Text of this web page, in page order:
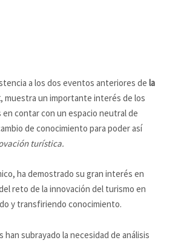
a los dos eventos anteriores de la
, muestra un importante interés de los
contar con un espacio neutral de
de conocimiento para poder así
turística.
ha demostrado su gran interés en
reto de la innovación del turismo en
y transfiriendo conocimiento.
subrayado la necesidad de análisis